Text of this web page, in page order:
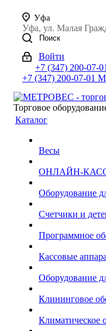
Уфа
Уфа, ул. Малая
Поиск
Войти
+7 (347) 200-07-01
+7 (347) 200-07-01
Торговое
Каталог
Весы
ОНЛАЙН-
Оборудование
Счетчики и
Программное
Кассовые
Оборудование
Клининговое
Климатическое